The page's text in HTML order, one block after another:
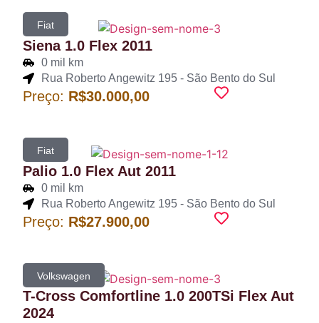
Fiat
Siena 1.0 Flex 2011
0 mil km
Rua Roberto Angewitz 195 - São Bento do Sul
Preço: R$30.000,00
Fiat
Palio 1.0 Flex Aut 2011
0 mil km
Rua Roberto Angewitz 195 - São Bento do Sul
Preço: R$27.900,00
Volkswagen
T-Cross Comfortline 1.0 200TSi Flex Aut
2024